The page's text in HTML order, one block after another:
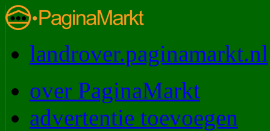
landrover.paginamarkt.nl
over PaginaMarkt
advertentie toevoegen